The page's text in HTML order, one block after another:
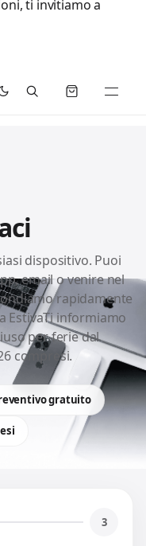
ti invitiamo a
dispositivo. Puoi
email o venire nel
rapidamente
EstivaTi informiamo
per ferie dal
compresi.
gratuito
3